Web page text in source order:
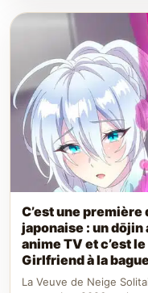
C’est une première
japonaise : un
anime TV et c’est
Girlfriend à la
La Veuve de Neige